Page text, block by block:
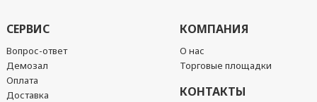
СЕРВИС
Вопрос-ответ
Демозал
Оплата
Доставка
КОМПАНИЯ
О нас
Торговые площадки
КОНТАКТЫ